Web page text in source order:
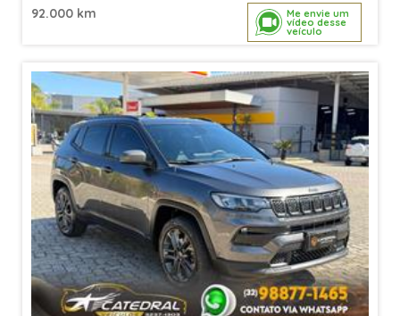
Me envie um
vídeo desse
veículo
92.000 km